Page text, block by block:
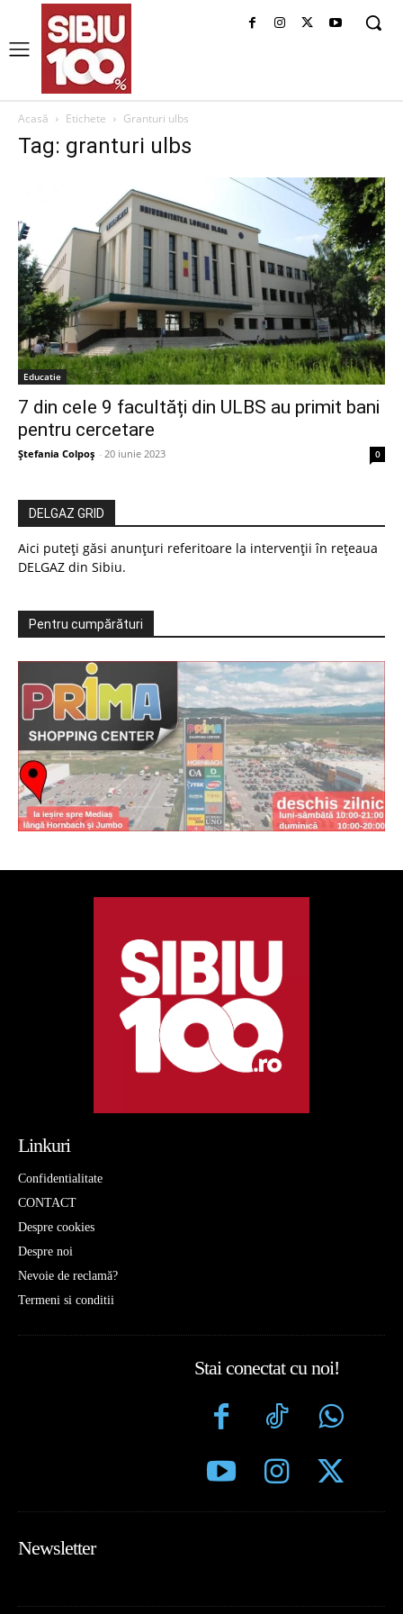
Acasă Etichete Granturi ulbs
Tag: granturi ulbs
Educatie
7 din cele 9 facultăți din ULBS au primit bani
pentru cercetare
Ștefania Colpoș - 20 iunie 2023 0
DELGAZ GRID
Aici puteți găsi anunțuri referitoare la intervenții în rețeaua
DELGAZ din Sibiu.
Pentru cumpărături
Linkuri
Confidentialitate
CONTACT
Despre cookies
Despre noi
Nevoie de reclamă?
Termeni si conditii
Stai conectat cu noi!
Newsletter